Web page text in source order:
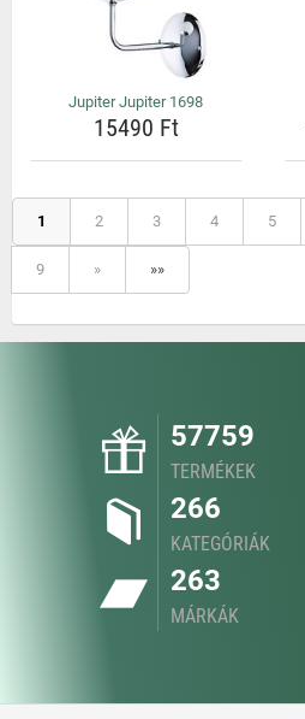
Jupiter Jupiter 1698
15490 Ft
1 2 3 4 5
9 » »»
57759
TERMÉKEK
266
KATEGÓRIÁK
263
MÁRKÁK